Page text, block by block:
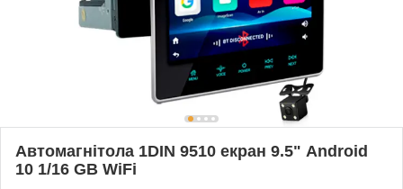
Автомагнітола 1DIN 9510 екран 9.5" Android
10 1/16 GB WiFi